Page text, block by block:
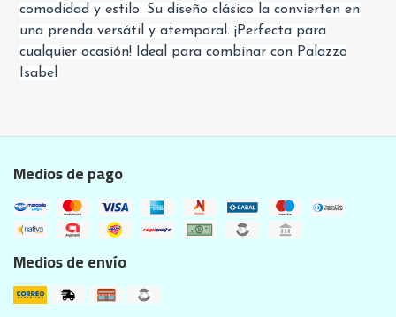
comodidad y estilo. Su diseño clásico la convierten en
una prenda versátil y atemporal. ¡Perfecta para
cualquier ocasión! Ideal para combinar con Palazzo
Isabel
Medios de pago
Medios de envío